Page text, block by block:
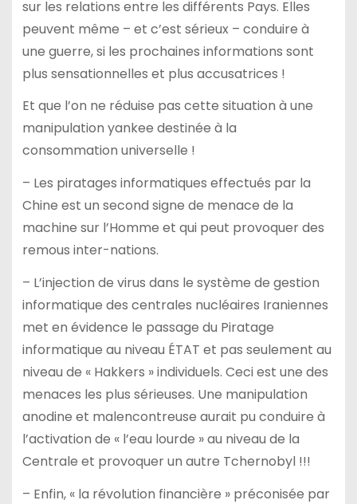
sur les relations entre les différents Pays. Elles
peuvent même – et c’est sérieux – conduire à
une guerre, si les prochaines informations sont
plus sensationnelles et plus accusatrices !
Et que l’on ne réduise pas cette situation à une
manipulation yankee destinée à la
consommation universelle !
– Les piratages informatiques effectués par la
Chine est un second signe de menace de la
machine sur l’Homme et qui peut provoquer des
remous inter-nations.
– L’injection de virus dans le système de gestion
informatique des centrales nucléaires Iraniennes
met en évidence le passage du Piratage
informatique au niveau ÉTAT et pas seulement au
niveau de « Hakkers » individuels. Ceci est une des
menaces les plus sérieuses. Une manipulation
anodine et malencontreuse aurait pu conduire à
l’activation de « l’eau lourde » au niveau de la
Centrale et provoquer un autre Tchernobyl !!!
– Enfin, « la révolution financière » préconisée par